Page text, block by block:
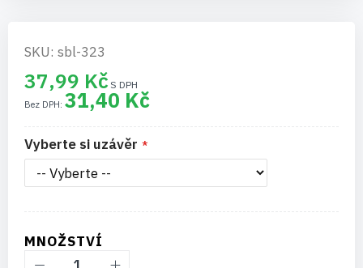
SKU: sbl-323
37,99 Kč
31,40 Kč
Vyberte si uzávěr
MNOŽSTVÍ